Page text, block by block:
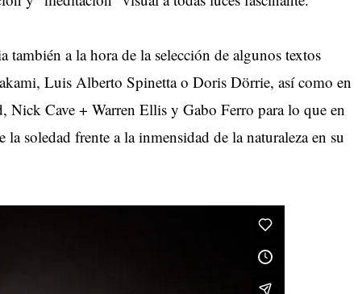
también a la hora de la selección de algunos textos
Luis Alberto Spinetta o Doris Dörrie, así como en
Nick Cave + Warren Ellis y Gabo Ferro para lo que en
soledad frente a la inmensidad de la naturaleza en su